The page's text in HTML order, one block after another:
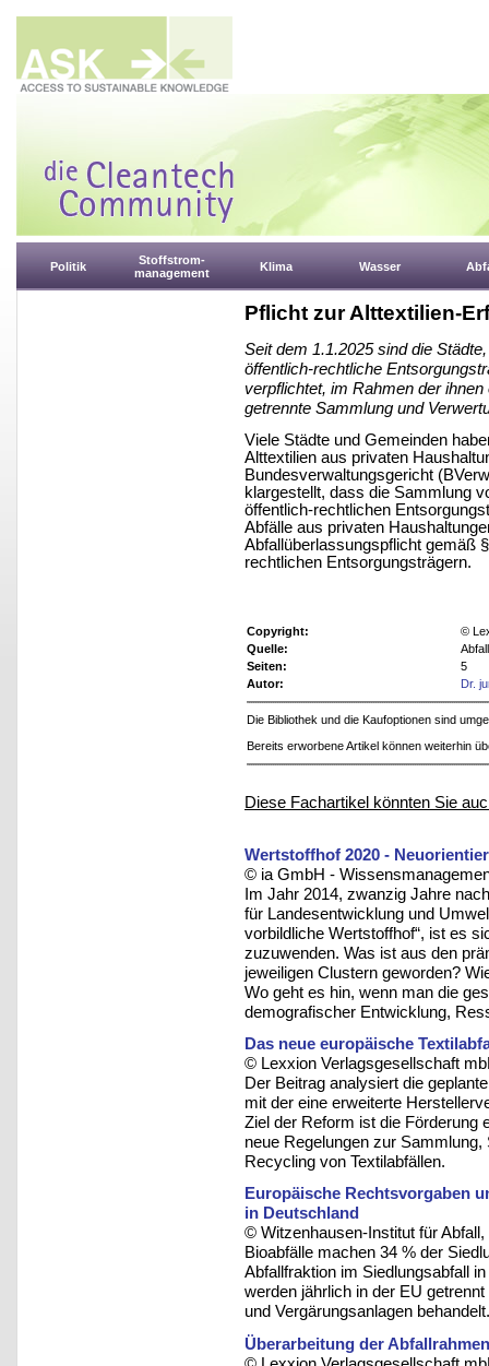
Politik
Stoffstrom-
management
Klima Wasser
Pflicht zur Alttextilien-
Seit dem 1.1.2025 sind die
öffentlich-rechtliche
verpflichtet, im Rahmen der
getrennte Sammlung und
Viele Städte und Gemeinden
Alttextilien aus privaten
Bundesverwaltungsgericht
klargestellt, dass die Sammlung
öffentlich-rechtlichen
Abfälle aus privaten
Abfallüberlassungspflicht gemäß
rechtlichen Entsorgungsträgern.
Copyright:
©
Quelle:
Seiten:
5
Autor:
Dr.
Die Bibliothek und die Kaufoptionen sind
Bereits erworbene Artikel können weiterhin
Diese Fachartikel könnten Sie
Wertstoffhof 2020 -
© ia GmbH -
Im Jahr 2014, zwanzig Jahre
für Landesentwicklung und
vorbildliche Wertstoffhof“, ist es
zuzuwenden. Was ist aus den
jeweiligen Clustern geworden?
Wo geht es hin, wenn man die
demografischer Entwicklung,
Das neue europäische
© Lexxion Verlagsgesellschaft
Der Beitrag analysiert die
mit der eine erweiterte
Ziel der Reform ist die Förderung
neue Regelungen zur
Recycling von Textilabfällen.
Europäische Rechtsvorgaben
in Deutschland
© Witzenhausen-Institut für
Bioabfälle machen 34 % der
Abfallfraktion im Siedlungsabfall
werden jährlich in der EU
und Vergärungsanlagen behandelt.
Überarbeitung der